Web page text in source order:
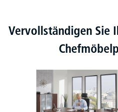
Produktgalerie überspringen
Vervollständigen Sie